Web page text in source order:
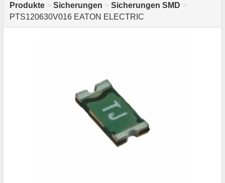
Produkte > Sicherungen > Sicherungen SMD >
PTS120630V016 EATON ELECTRIC